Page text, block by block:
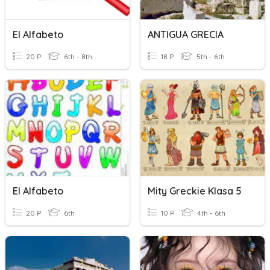
El Alfabeto
20 P 6th - 8th
ANTIGUA GRECIA
18 P 5th - 6th
El Alfabeto
20 P 6th
Mity Greckie Klasa 5
10 P 4th - 6th